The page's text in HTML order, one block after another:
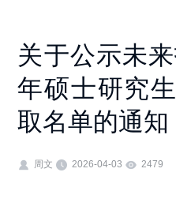
关于公示未
年硕士研究
取名单的通知
周文 2026-04-03 2479